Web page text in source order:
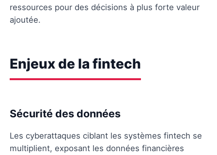
ressources pour des décisions à plus forte valeur
ajoutée.
Enjeux de la fintech
Sécurité des données
Les cyberattaques ciblant les systèmes fintech se
multiplient, exposant les données financières